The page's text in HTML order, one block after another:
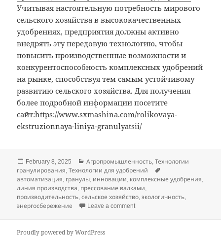
Учитывая настоятельную потребность мирового
сельского хозяйства в высококачественных
удобрениях, предприятия должны активно
внедрять эту передовую технологию, чтобы
повысить производственные возможности и
конкурентоспособность комплексных удобрений
на рынке, способствуя тем самым устойчивому
развитию сельского хозяйства. Для получения
более подробной информации посетите
сайт:https://www.sxmashina.com/rolikovaya-
ekstruzionnaya-liniya-granulyatsii/
Posted
on
February 8, 2025 Categories
Агропромышленность,Технологии
гранулирования,Технологии для удобрений
автоматизация, гранулы, инновации, комплексные удобрения,
линия производства, прессование валками,
производительность,сельское хозяйство,экологичность,
энергосбережение
Leave a commenton Применимость линии
Proudly powered by WordPress